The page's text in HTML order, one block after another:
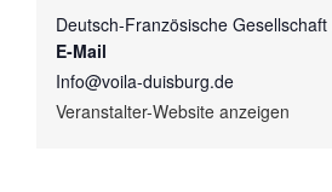
Deutsch-Französische Gesellschaft
E-Mail
Info@voila-duisburg.de
Veranstalter-Website anzeigen